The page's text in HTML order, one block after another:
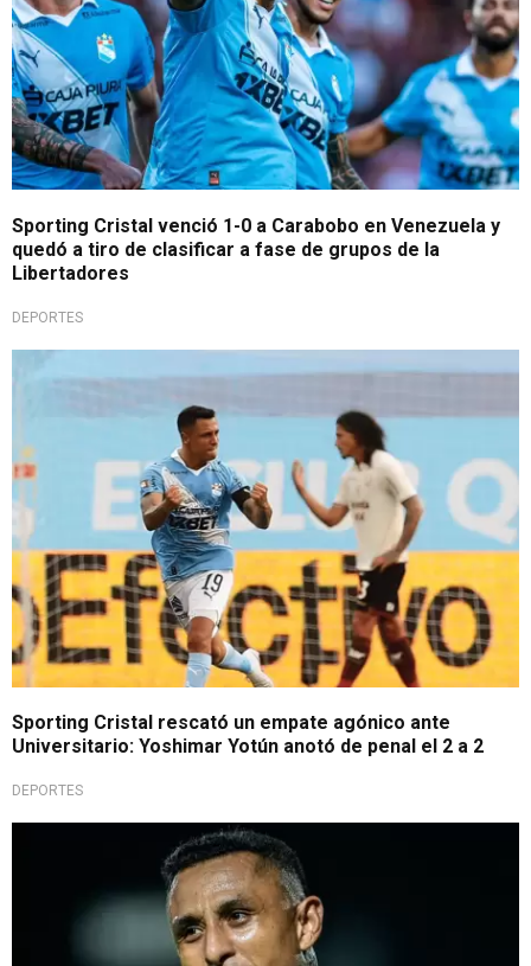
Sporting Cristal venció 1-0 a Carabobo en Venezuela y
quedó a tiro de clasificar a fase de grupos de la
Libertadores
DEPORTES
Sporting Cristal rescató un empate agónico ante
Universitario: Yoshimar Yotún anotó de penal el 2 a 2
DEPORTES